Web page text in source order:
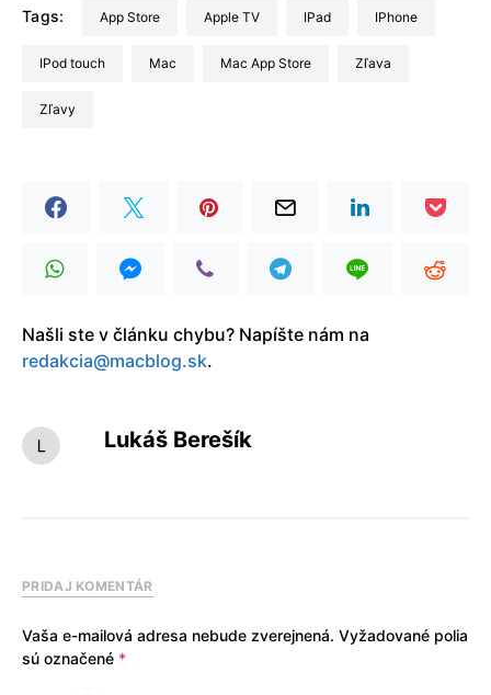
Tags: App Store Apple TV iPad iPhone
iPod touch Mac Mac App Store Zľava
zľavy
Našli ste v článku chybu? Napíšte nám na
redakcia@macblog.sk.
Lukáš Berešík
PRIDAJ KOMENTÁR
Vaša e-mailová adresa nebude zverejnená. Vyžadované polia
sú označené *